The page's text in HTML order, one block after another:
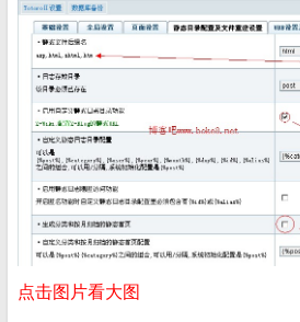
点击图片看大图